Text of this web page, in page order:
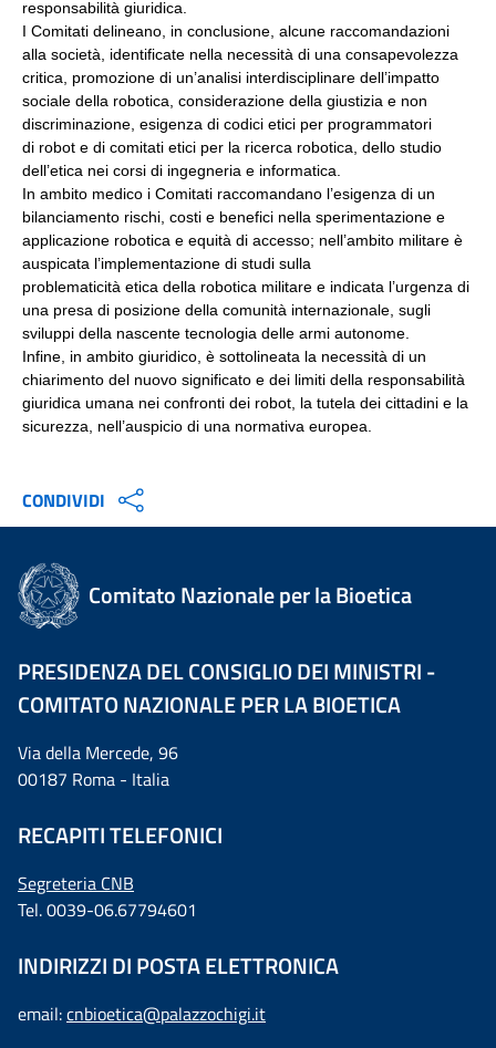
responsabilità giuridica.
I Comitati delineano, in conclusione, alcune raccomandazioni
alla società, identificate nella necessità di una consapevolezza
critica, promozione di un’analisi interdisciplinare dell’impatto
sociale della robotica, considerazione della giustizia e non
discriminazione, esigenza di codici etici per programmatori
di robot e di comitati etici per la ricerca robotica, dello studio
dell’etica nei corsi di ingegneria e informatica.
In ambito medico i Comitati raccomandano l’esigenza di un
bilanciamento rischi, costi e benefici nella sperimentazione e
applicazione robotica e equità di accesso; nell’ambito militare è
auspicata l’implementazione di studi sulla
problematicità etica della robotica militare e indicata l’urgenza di
una presa di posizione della comunità internazionale, sugli
sviluppi della nascente tecnologia delle armi autonome.
Infine, in ambito giuridico, è sottolineata la necessità di un
chiarimento del nuovo significato e dei limiti della responsabilità
giuridica umana nei confronti dei robot, la tutela dei cittadini e la
sicurezza, nell’auspicio di una normativa europea.
CONDIVIDI
Comitato Nazionale per la Bioetica
PRESIDENZA DEL CONSIGLIO DEI MINISTRI -
COMITATO NAZIONALE PER LA BIOETICA
Via della Mercede, 96
00187 Roma - Italia
RECAPITI TELEFONICI
Segreteria CNB
Tel. 0039-06.67794601
INDIRIZZI DI POSTA ELETTRONICA
email:cnbioetica@palazzochigi.it